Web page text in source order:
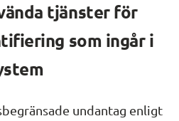
tjänster för
som ingår i
undantag enligt